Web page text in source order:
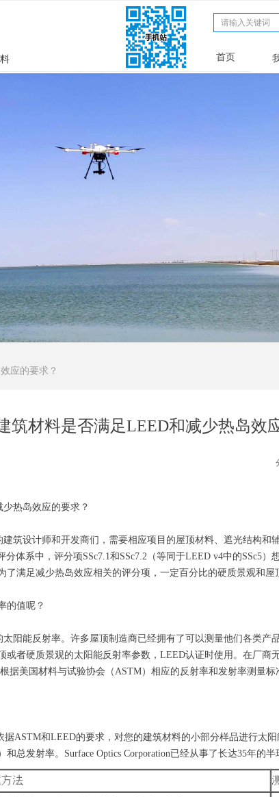
文章
首页
筑材料是否满足LEED和减少热岛效
热岛效应的要求？
筑设计师和开发商们，需要相应项目的屋顶材料、遮光结构和
体系中，评分项SSc7.1和SSc7.2（等同于LEED v4中的SSc5
了满足减少热岛效应相关的评分项，一定百分比的硬质景观和屋
的值呢？
阳能反射率。许多屋顶制造商已经拥有了可以测量他们各类产
或者硬质景观的太阳能反射率参数，LEED认证时使用。在厂商
据美国材料与试验协会（ASTM）相应的反射率和发射率测量标
依据ASTM和LEED的要求，对您的建筑材料的小部分样品进行太
总发射率。Surface Optics Corporation已经从事了长达35年的半
应的要求？